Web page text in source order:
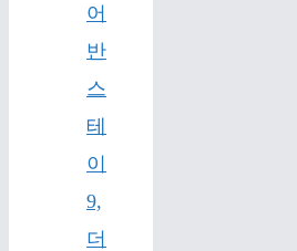
어
반
스
테
이
9,
더